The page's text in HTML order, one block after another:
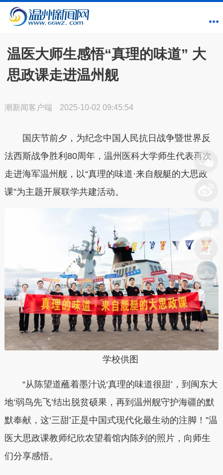
温医大师生感悟“真理的味道” 大
思政课走进温州舰
潮新闻客户端 2025-10-02 09:45:54
国庆节前夕，为纪念中国人民抗日战争暨世界反
法西斯战争胜利80周年，温州医科大学师生代表再次
走进海军温州舰，以“真理的味道·来自舰艇的大思政
课”为主题开展联学共建活动。
学校供图
“从陈望道蘸着墨汁说‘真理的味道很甜’，到闽东大
地‘弱鸟先飞’结出脱贫硕果，再到温州舰守护海疆的默
默奉献，这‘三甜’正是中国式现代化最生动的注脚！”温
医大思政课教师纪欣农望着馆内陈列的照片，向师生
们分享感悟。